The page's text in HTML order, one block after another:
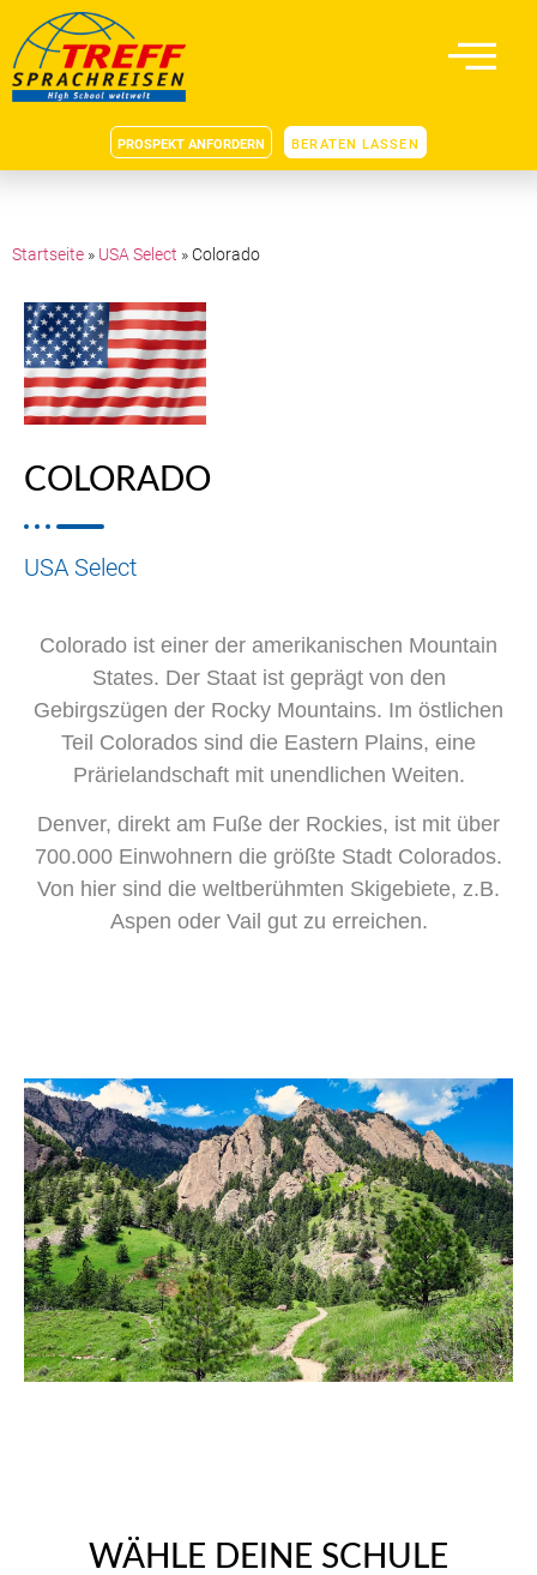
PROSPEKT ANFORDERN BERATEN LASSEN
Startseite » USA Select »Colorado
COLORADO
USA Select
Colorado ist einer der amerikanischen Mountain
States. Der Staat ist geprägt von den
Gebirgszügen der Rocky Mountains. Im östlichen
Teil Colorados sind die Eastern Plains, eine
Prärielandschaft mit unendlichen Weiten.
Denver, direkt am Fuße der Rockies, ist mit über
700.000 Einwohnern die größte Stadt Colorados.
Von hier sind die weltberühmten Skigebiete, z.B.
Aspen oder Vail gut zu erreichen.
WÄHLE DEINE SCHULE